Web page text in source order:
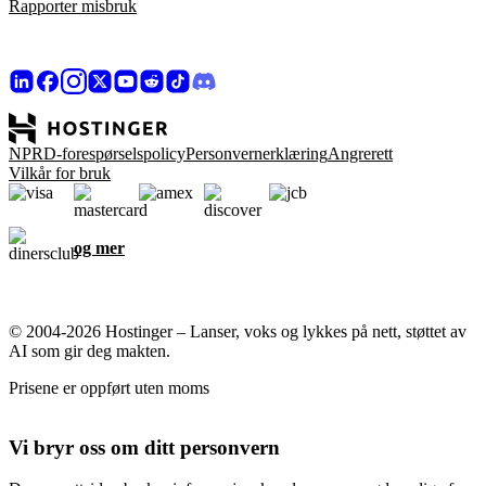
Rapporter misbruk
NPRD-forespørselspolicyPersonvernerklæringAngrerett
Vilkår for bruk
og mer
© 2004-2026 Hostinger – Lanser, voks og lykkes på nett, støttet av
AI som gir deg makten.
Prisene er oppført uten moms
Vi bryr oss om ditt personvern